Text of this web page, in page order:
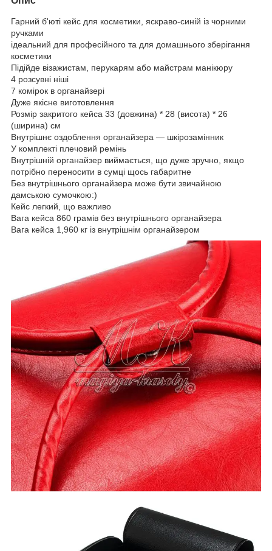
Гарний б'юті кейс для косметики, яскраво-синій із чорними
ручками
ідеальний для професійного та для домашнього зберігання
косметики
Підійде візажистам, перукарям або майстрам манікюру
4 розсувні ніші
7 комірок в органайзері
Дуже якісне виготовлення
Розмір закритого кейса 33 (довжина) * 28 (висота) * 26
(ширина) см
Внутрішнє оздоблення органайзера — шкірозамінник
У комплекті плечовий ремінь
Внутрішній органайзер виймається, що дуже зручно, якщо
потрібно переносити в сумці щось габаритне
Без внутрішнього органайзера може бути звичайною
дамською сумочкою:)
Кейс легкий, що важливо
Вага кейса 860 грамів без внутрішнього органайзера
Вага кейса 1,960 кг із внутрішнім органайзером